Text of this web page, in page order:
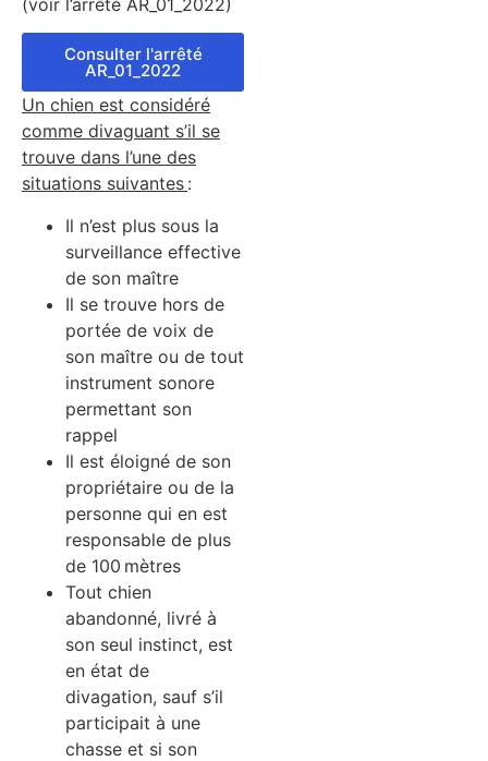
Consulter l'arrêté
AR_01_2022
Un chien est considéré
comme divaguant s’il se
trouve dans l’une des
situations suivantes :
Il n’est plus sous la
surveillance effective
de son maître
Il se trouve hors de
portée de voix de
son maître ou de tout
instrument sonore
permettant son
rappel
Il est éloigné de son
propriétaire ou de la
personne qui en est
responsable de plus
de 100 mètres
Tout chien
abandonné, livré à
son seul instinct, est
en état de
divagation, sauf s’il
participait à une
chasse et si son